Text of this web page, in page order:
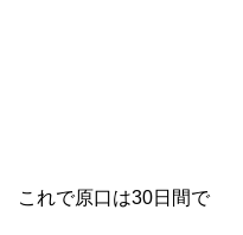
これで原口は30日間で